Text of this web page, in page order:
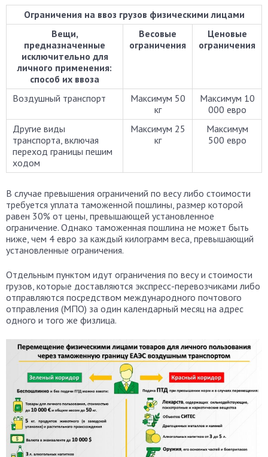
Ограничения на ввоз грузов физическими лицами
Вещи,
предназначенные
исключительно для
личного применения:
способ их ввоза
Весовые
ограничения
Ценовые
ограничения
Воздушный транспорт
Максимум 50
кг
Максимум 10
000 евро
Другие виды
транспорта, включая
переход границы пешим
ходом
Максимум 25
кг
Максимум
500 евро
В случае превышения ограничений по весу либо стоимости
требуется уплата таможенной пошлины, размер которой
равен 30% от цены, превышающей установленное
ограничение. Однако таможенная пошлина не может быть
ниже, чем 4 евро за каждый килограмм веса, превышающий
установленные ограничения.
Отдельным пунктом идут ограничения по весу и стоимости
грузов, которые доставляются экспресс-перевозчиками либо
отправляются посредством международного почтового
отправления (МПО) за один календарный месяц на адрес
одного и того же физлица.